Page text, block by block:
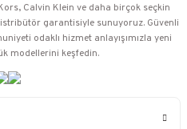
Calvin Klein ve daha birçok seçkin
garantisiyle sunuyoruz. Güvenli
odaklı hizmet anlayışımızla yeni
modellerini keşfedin.